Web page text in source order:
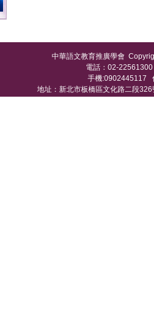
中華語文教育推廣學會
電話：02-
手機:0902445117
地址：新北市板橋區文化路二段